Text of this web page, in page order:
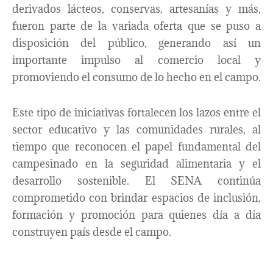
derivados lácteos, conservas, artesanías y más,
fueron parte de la variada oferta que se puso a
disposición del público, generando así un
importante impulso al comercio local y
promoviendo el consumo de lo hecho en el campo.
Este tipo de iniciativas fortalecen los lazos entre el
sector educativo y las comunidades rurales, al
tiempo que reconocen el papel fundamental del
campesinado en la seguridad alimentaria y el
desarrollo sostenible. El SENA continúa
comprometido con brindar espacios de inclusión,
formación y promoción para quienes día a día
construyen país desde el campo.